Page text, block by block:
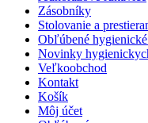
Zásobníky
Stolovanie a
Obľúbené
Novinky
Veľkoobchod
Kontakt
Košík
Môj účet